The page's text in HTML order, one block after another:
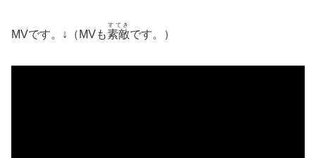
MVです。↓（MVも素敵
すてき
です。）